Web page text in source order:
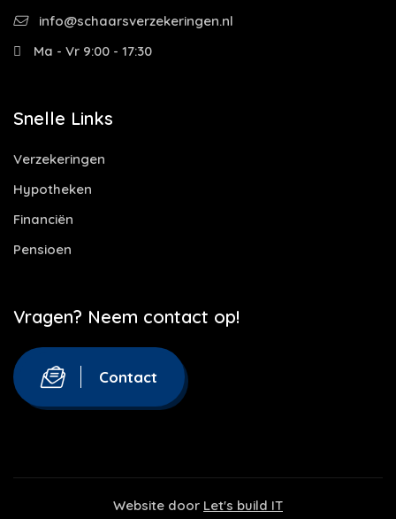
info@schaarsverzekeringen.nl
Ma - Vr 9:00 - 17:30
Snelle Links
Verzekeringen
Hypotheken
Financiën
Pensioen
Vragen? Neem contact op!
Contact
Website door Let's build IT